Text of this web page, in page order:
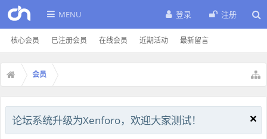
MENU
核心会员 已注册会员 在线会员 近期活动 最新留言
登录 注册
会员
论坛系统升级为Xenforo，欢迎大家测试！